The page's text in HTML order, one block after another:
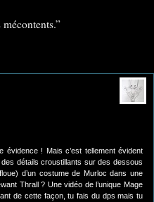
! Mais c’est tellement évident
détails croustillants sur des dessous
d’un costume de Murloc dans une
Thrall ? Une vidéo de l’unique Mage
de cette façon, tu fais du dps mais tu